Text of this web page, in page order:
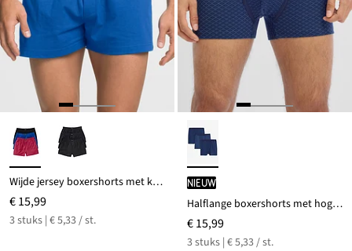
Wijde jersey boxershorts met katoen (set van 3)
€ 15,99
3 stuks | € 5,33 / st.
Nieuw
Halflange boxershorts met hoge taille, nauwsluitend en van zacht katoen (set van 3)
€ 15,99
3 stuks | € 5,33 / st.